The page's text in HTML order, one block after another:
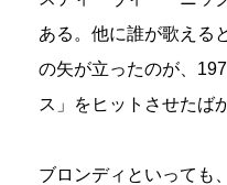
ある。他に誰が歌える
の矢が立ったのが、
ス」をヒットさせたば
ブロンディといっても